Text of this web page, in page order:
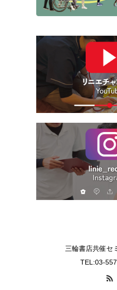
三輪書店共催セ
TEL:03-